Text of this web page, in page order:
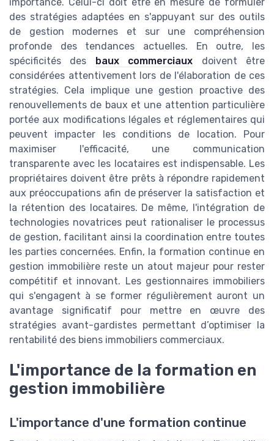
des stratégies adaptées en s'appuyant sur des outils
de gestion modernes et sur une compréhension
profonde des tendances actuelles. En outre, les
spécificités des baux commerciaux doivent être
considérées attentivement lors de l'élaboration de ces
stratégies. Cela implique une gestion proactive des
renouvellements de baux et une attention particulière
portée aux modifications légales et réglementaires qui
peuvent impacter les conditions de location. Pour
maximiser l'efficacité, une communication
transparente avec les locataires est indispensable. Les
propriétaires doivent être prêts à répondre rapidement
aux préoccupations afin de préserver la satisfaction et
la rétention des locataires. De même, l'intégration de
technologies novatrices peut rationaliser le processus
de gestion, facilitant ainsi la coordination entre toutes
les parties concernées. Enfin, la formation continue en
gestion immobilière reste un atout majeur pour rester
compétitif et innovant. Les gestionnaires immobiliers
qui s'engagent à se former régulièrement auront un
avantage significatif pour mettre en œuvre des
stratégies avant-gardistes permettant d’optimiser la
rentabilité des biens immobiliers commerciaux.
L'importance de la formation en
gestion immobilière
L'importance d'une formation continue